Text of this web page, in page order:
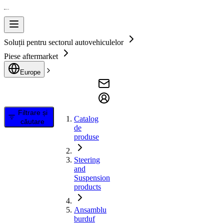
Soluții pentru sectorul autovehiculelor
Piese aftermarket
Europe
Filtrare și
căutare
Catalog
de
produse
Steering
and
Suspension
products
Ansamblu
burduf